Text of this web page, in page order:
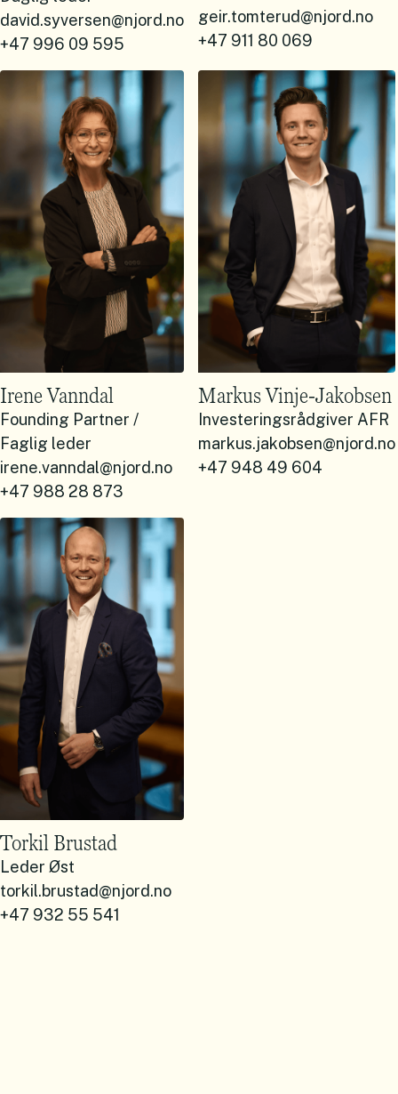
david.syversen@njord.no
+47 996 09 595
geir.tomterud@njord.no
+47 911 80 069
Irene Vanndal
Founding Partner /
Faglig leder
irene.vanndal@njord.no
+47 988 28 873
Markus Vinje-Jakobsen
Investeringsrådgiver AFR
markus.jakobsen@njord.no
+47 948 49 604
Torkil Brustad
Leder Øst
torkil.brustad@njord.no
+47 932 55 541